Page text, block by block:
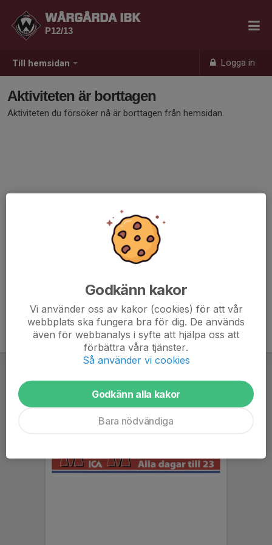
Till hemsidan Logga in
WÅRGÅRDA IBK
P12/13
Aktiviteten är borttagen
Aktiviteten du försöker nå är borttagen från hemsidan.
Godkänn kakor
Vi använder oss av kakor (cookies) för att vår
webbplats ska fungera bra för dig. De används
även för webbanalys i syfte att hjälpa oss att
förbättra våra tjänster.
Så använder vi cookies
Godkänn alla kakor
Bara nödvändiga